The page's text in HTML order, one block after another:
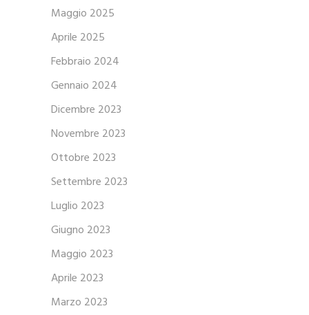
Maggio 2025
Aprile 2025
Febbraio 2024
Gennaio 2024
Dicembre 2023
Novembre 2023
Ottobre 2023
Settembre 2023
Luglio 2023
Giugno 2023
Maggio 2023
Aprile 2023
Marzo 2023